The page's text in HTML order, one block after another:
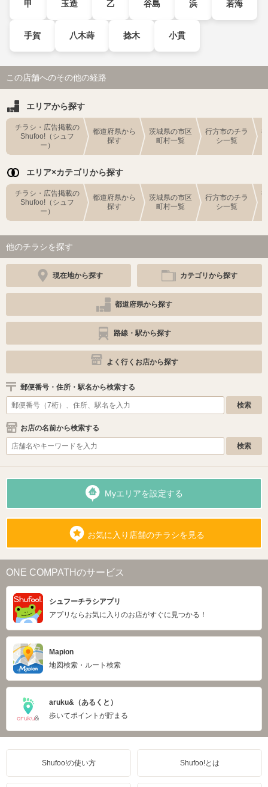
甲 玉造 乙 谷島 浜 若海
手賀 八木蒔 捻木 小貫
この店舗へのその他の経路
エリアから探す
チラシ・広告掲載の
Shufoo!（シュフ
ー）
都道府県から
探す
茨城県の市区
町村一覧
行方市のチラ
シ一覧
エリア×カテゴリから探す
チラシ・広告掲載の
Shufoo!（シュフ
ー）
都道府県から
探す
茨城県の市区
町村一覧
行方市のチラ
シ一覧
他のチラシを探す
現在地から探す カテゴリから探す
都道府県から探す
路線・駅から探す
よく行くお店から探す
郵便番号・住所・駅名から検索する
お店の名前から検索する
Myエリアを設定する
お気に入り店舗のチラシを見る
ONE COMPATHのサービス
シュフーチラシアプリ
アプリならお気に入りのお店がすぐに見つかる！
Mapion
地図検索・ルート検索
aruku&（あるくと）
歩いてポイントが貯まる
Shufoo!の使い方 Shufoo!とは